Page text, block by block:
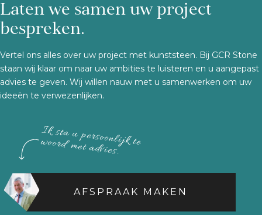
Laten we samen uw project
bespreken.
Vertel ons alles over uw project met kunststeen. Bij GCR Stone
staan wij klaar om naar uw ambities te luisteren en u aangepast
advies te geven. Wij willen nauw met u samenwerken om uw
ideeën te verwezenlijken.
Ik sta u persoonlijk te woord met advies.
AFSPRAAK MAKEN